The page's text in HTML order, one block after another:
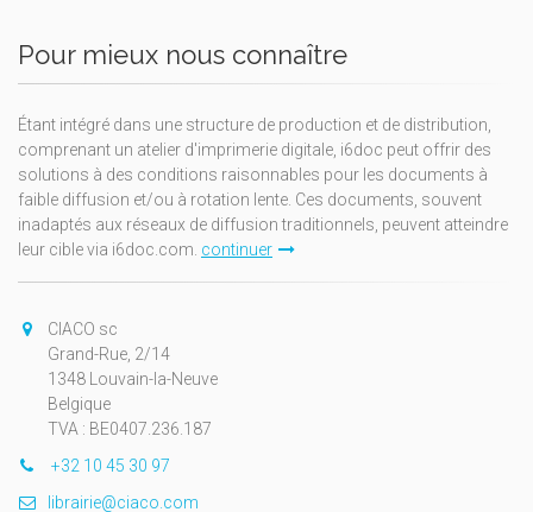
Pour mieux nous connaître
Étant intégré dans une structure de production et de distribution,
comprenant un atelier d'imprimerie digitale, i6doc peut offrir des
solutions à des conditions raisonnables pour les documents à
faible diffusion et/ou à rotation lente. Ces documents, souvent
inadaptés aux réseaux de diffusion traditionnels, peuvent atteindre
leur cible via i6doc.com. continuer
CIACO sc
Grand-Rue, 2/14
1348 Louvain-la-Neuve
Belgique
TVA : BE0407.236.187
+32 10 45 30 97
librairie@ciaco.com